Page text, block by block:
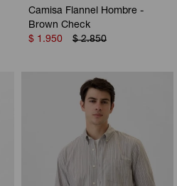
Camisa Flannel Hombre -
Brown Check
$ 1.950 $ 2.850